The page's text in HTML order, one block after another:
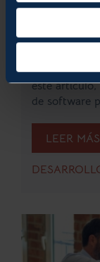
En el actual
eficiencia y
software
un elemento
buscan
este artículo,
de software
LEER MÁS